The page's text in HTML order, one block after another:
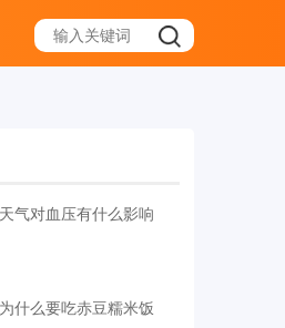
气对血压有什么影响
什么要吃赤豆糯米饭